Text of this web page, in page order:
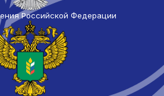
Российской Федерации